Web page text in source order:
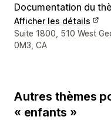
Documentation du
Afficher les détails
Coordonnées du
Suite 1800, 510 West
0M3, CA
Autres thèmes
« enfants »